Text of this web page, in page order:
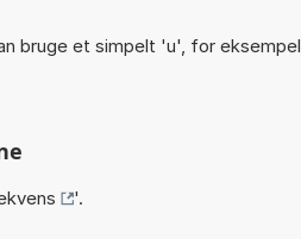
bruge et simpelt 'u', for eksempel
'.